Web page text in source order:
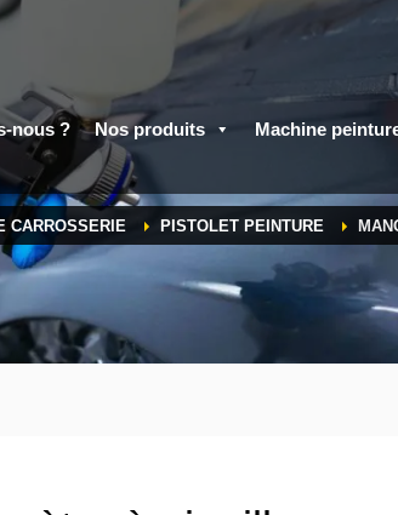
nous ? Nos produits Machine
CARROSSERIE PISTOLET PEINTURE